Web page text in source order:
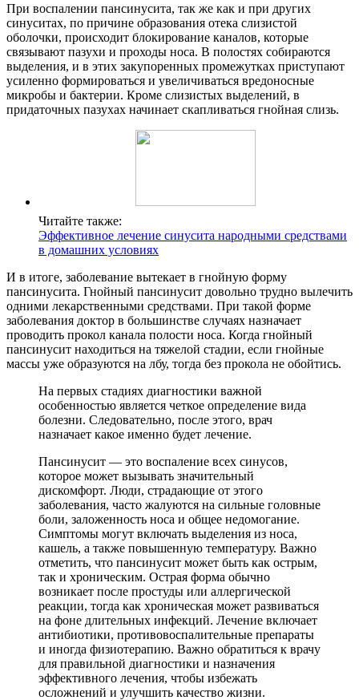
При воспалении пансинусита, так же как и при других
синуситах, по причине образования отека слизистой
оболочки, происходит блокирование каналов, которые
связывают пазухи и проходы носа. В полостях собираются
выделения, и в этих закупоренных промежутках приступают
усиленно формироваться и увеличиваться вредоносные
микробы и бактерии. Кроме слизистых выделений, в
придаточных пазухах начинает скапливаться гнойная слизь.
Читайте также:
Эффективное лечение синусита народными средствами
в домашних условиях
И в итоге, заболевание вытекает в гнойную форму
пансинусита. Гнойный пансинусит довольно трудно вылечить
одними лекарственными средствами. При такой форме
заболевания доктор в большинстве случаях назначает
проводить прокол канала полости носа. Когда гнойный
пансинусит находиться на тяжелой стадии, если гнойные
массы уже образуются на лбу, тогда без прокола не обойтись.
На первых стадиях диагностики важной
особенностью является четкое определение вида
болезни. Следовательно, после этого, врач
назначает какое именно будет лечение.
Пансинусит — это воспаление всех синусов,
которое может вызывать значительный
дискомфорт. Люди, страдающие от этого
заболевания, часто жалуются на сильные головные
боли, заложенность носа и общее недомогание.
Симптомы могут включать выделения из носа,
кашель, а также повышенную температуру. Важно
отметить, что пансинусит может быть как острым,
так и хроническим. Острая форма обычно
возникает после простуды или аллергической
реакции, тогда как хроническая может развиваться
на фоне длительных инфекций. Лечение включает
антибиотики, противовоспалительные препараты
и иногда физиотерапию. Важно обратиться к врачу
для правильной диагностики и назначения
эффективного лечения, чтобы избежать
осложнений и улучшить качество жизни.